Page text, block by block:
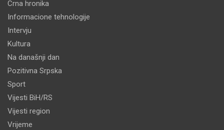
Crna hronika
Informacione tehnologije
Intervju
Kultura
Na današnji dan
Pozitivna Srpska
Sport
Vijesti BiH/RS
Vijesti region
Vrijeme